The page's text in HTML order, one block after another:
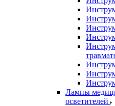
Лампы
осветителей